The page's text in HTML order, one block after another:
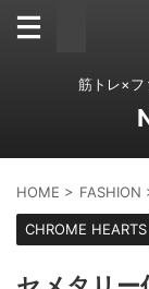
筋トレ×フ
HOME > FASHION
CHROME HEARTS